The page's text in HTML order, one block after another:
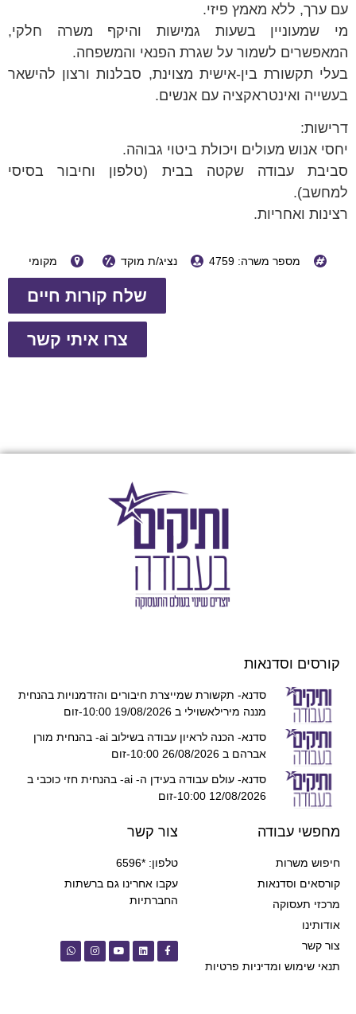
עם ערך, ללא מאמץ פיזי.
מי שמעוניין בשעות גמישות והיקף משרה חלקי,
המאפשרים לשמור על שגרת הפנאי והמשפחה.
בעלי תקשורת בין-אישית מצוינת, סבלנות ורצון להישאר
בעשייה ואינטראקציה עם אנשים.
דרישות:
יחסי אנוש מעולים ויכולת ביטוי גבוהה.
סביבת עבודה שקטה בבית (טלפון וחיבור בסיסי
למחשב).
רצינות ואחריות.
מספר משרה: 4759 נציג/ת מוקד מקומי
שלח קורות חיים
צרו איתי קשר
קורסים וסדנאות
סדנא- תקשורת שמייצרת חיבורים והזדמנויות בהנחית
מננה מירילאשוילי ב 19/08/2026 10:00-זום
סדנא- הכנה לראיון עבודה בשילוב ai- בהנחית מורן
אברהם ב 26/08/2026 10:00-זום
סדנא- עולם עבודה בעידן ה- ai- בהנחית חזי כוכבי ב
12/08/2026 10:00-זום
מחפשי עבודה
חיפוש משרות
קורסאים וסדנאות
מרכזי תעסוקה
אודותינו
צור קשר
תנאי שימוש ומדיניות פרטיות
צור קשר
טלפון: *6596
עקבו אחרינו גם ברשתות
החברתיות